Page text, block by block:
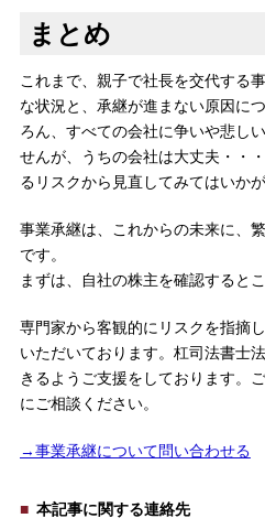
まとめ
これまで、親子で社長を交代する
な状況と、承継が進まない原因に
ろん、すべての会社に争いや悲し
せんが、うちの会社は大丈夫・・
るリスクから見直してみてはいかが
事業承継は、これからの未来に、
です。
まずは、自社の株主を確認すると
専門家から客観的にリスクを指摘
いただいております。杠司法書士
きるようご支援をしております。
にご相談ください。
→事業承継について問い合わせる
本記事に関する連絡先